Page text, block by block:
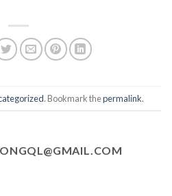
. Bookmark thepermalink.